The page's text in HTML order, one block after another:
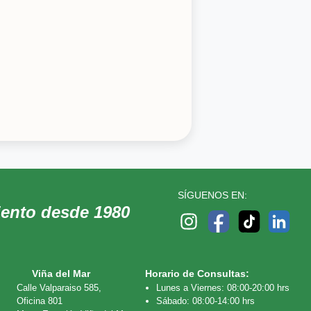
desde 1980
SÍGUENOS EN:
Viña del Mar
Calle Valparaiso 585,
Oficina 801
Horario de Consultas:
Lunes a Viernes: 08:00-20:00 hrs
Sábado: 08:00-14:00 hrs